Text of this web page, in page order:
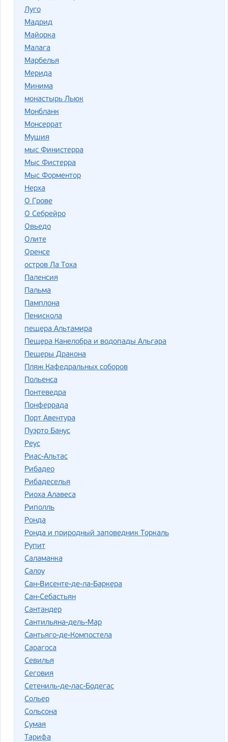
Луго
Мадрид
Майорка
Малага
Марбелья
Мерида
Минима
монастырь Льюк
Монбланк
Монсеррат
Мушия
мыс Финистерра
Мыс Фистерра
Мыс Форментор
Нерха
О Грове
О Себрейро
Овьедо
Олите
Оренсе
остров Ла Тоха
Паленсия
Пальма
Памплона
Пенискола
пещера Альтамира
Пещера Канелобра и водопады Альгара
Пещеры Дракона
Пляж Кафедральных соборов
Польенса
Понтеведра
Понферрада
Порт Авентура
Пуэрто Банус
Реус
Риас-Альтас
Рибадео
Рибадеселья
Риоха Алавеса
Риполль
Ронда
Ронда и природный заповедник Торкаль
Рупит
Саламанка
Салоу
Сан-Висенте-де-ла-Баркера
Сан-Себастьян
Сантандер
Сантильяна-дель-Мар
Сантьяго-де-Компостела
Сарагоса
Севилья
Сеговия
Сетениль-де-лас-Бодегас
Сольер
Сольсона
Сумая
Тарифа